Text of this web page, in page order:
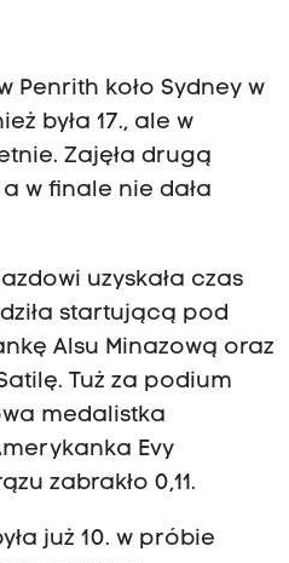
Penrith koło Sydney w
była 17., ale w
Zajęła drugą
w finale nie dała
uzyskała czas
startującą pod
Alsu Minazową oraz
Tuż za podium
medalistka
Evy
zabrakło 0,11.
już 10. w próbie